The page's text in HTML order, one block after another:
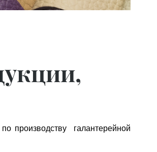
производству галантерейной